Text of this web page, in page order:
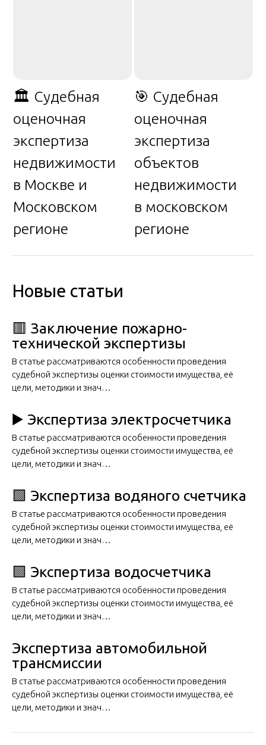
🏛️ Судебная
оценочная
экспертиза
недвижимости
в Москве и
Московском
регионе
🎯 Судебная
оценочная
экспертиза
объектов
недвижимости
в московском
регионе
Новые статьи
🟥 Заключение пожарно-
технической экспертизы
В статье рассматриваются особенности проведения
судебной экспертизы оценки стоимости имущества, её
цели, методики и знач…
▶️ Экспертиза электросчетчика
В статье рассматриваются особенности проведения
судебной экспертизы оценки стоимости имущества, её
цели, методики и знач…
🟩 Экспертиза водяного счетчика
В статье рассматриваются особенности проведения
судебной экспертизы оценки стоимости имущества, её
цели, методики и знач…
🟩 Экспертиза водосчетчика
В статье рассматриваются особенности проведения
судебной экспертизы оценки стоимости имущества, её
цели, методики и знач…
Экспертиза автомобильной
трансмиссии
В статье рассматриваются особенности проведения
судебной экспертизы оценки стоимости имущества, её
цели, методики и знач…